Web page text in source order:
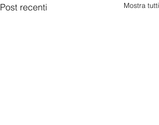
Post recenti Mostra tutti